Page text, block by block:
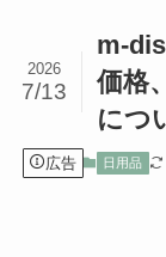
m-
価格
につ
2026
7/13
広告 日用品